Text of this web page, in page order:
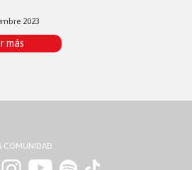
2023
más
COMUNIDAD